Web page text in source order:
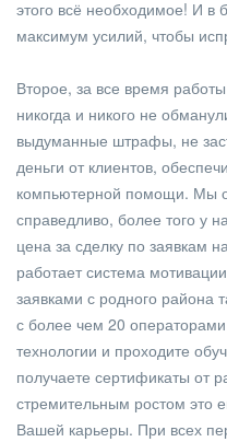
этого всё необходимое! И
максимум усилий, чтобы
Второе, за все время
никогда и никого не
выдуманные штрафы, не
деньги от клиентов,
компьютерной помощи. Мы
справедливо, более того у
цена за сделку по заявкам
работает система
заявками с родного
с более чем 20
технологии и проходите
получаете сертификаты от
стремительным ростом это
Вашей карьеры. При всех